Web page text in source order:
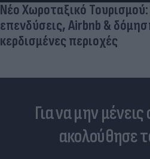
Νέο Χωροταξικό Τουρισμού:
επενδύσεις, Airbnb &
κερδισμένες περιοχές
Για να μην
ακολούθησε